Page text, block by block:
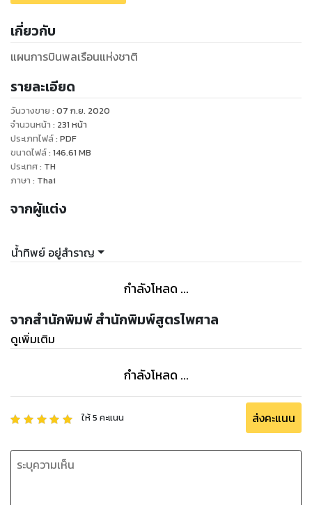
เกี่ยวกับ
แผนการบินพลเรือนแห่งชาติ
รายละเอียด
วันวางขาย : 07 ก.ย. 2020
จำนวนหน้า : 231 หน้า
ประเภทไฟล์: PDF
ขนาดไฟล์: 146.61 MB
ประเทศ: TH
ภาษา : Thai
จากผู้แต่ง
นํ้าทิพย์ อยู่สำราญ
กำลังโหลด ...
จากสำนักพิมพ์ สำนักพิมพ์สูตรไพศาล
ดูเพิ่มเติม
กำลังโหลด ...
ให้5 คะแนน ส่งคะแนน